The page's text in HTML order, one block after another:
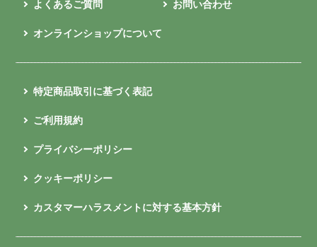
よくあるご質問 お問い合わせ
オンラインショップについて
特定商品取引に基づく表記
ご利用規約
プライバシーポリシー
クッキーポリシー
カスタマーハラスメントに対する基本方針